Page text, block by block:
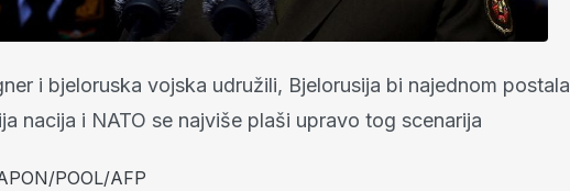
i bjeloruska vojska udružili, Bjelorusija bi najednom postala
nacija i NATO se najviše plaši upravo tog scenarija
POOL/AFP